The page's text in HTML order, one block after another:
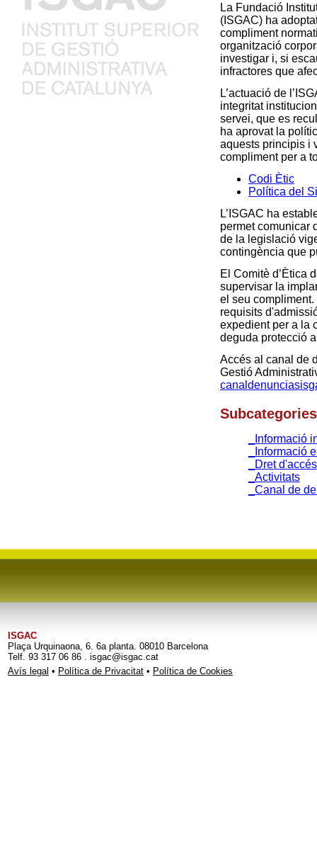
La Fundació
(ISGAC) ha
compliment
organització
investigar i, si
infractores que
L’actuació de
integritat
servei, que es
ha aprovat la
aquests principis i
compliment per a
Codi Ètic
Política del
L’ISGAC ha
permet comunicar
de la legislació
contingència que
El Comitè d’Ètica
supervisar la
el seu
requisits
expedient per a la
deguda protecció
Accés al canal de
Gestió
Subcategories
_Informació
_Informació
_Dret
_Activitats
_Canal de
ISGAC
Plaça Urquinaona, 6. 6a planta. 08010 Barcelona
Telf. 93 317 06 86 . isgac@isgac.cat
Avís legal • Política de Privacitat • Política de Cookies